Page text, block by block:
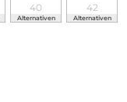
40
Alternativen
42
Alternativen